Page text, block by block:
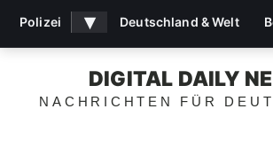
DIGITAL DAILY
NACHRICHTEN FÜR
Polizei ▾ Deutschland & Welt